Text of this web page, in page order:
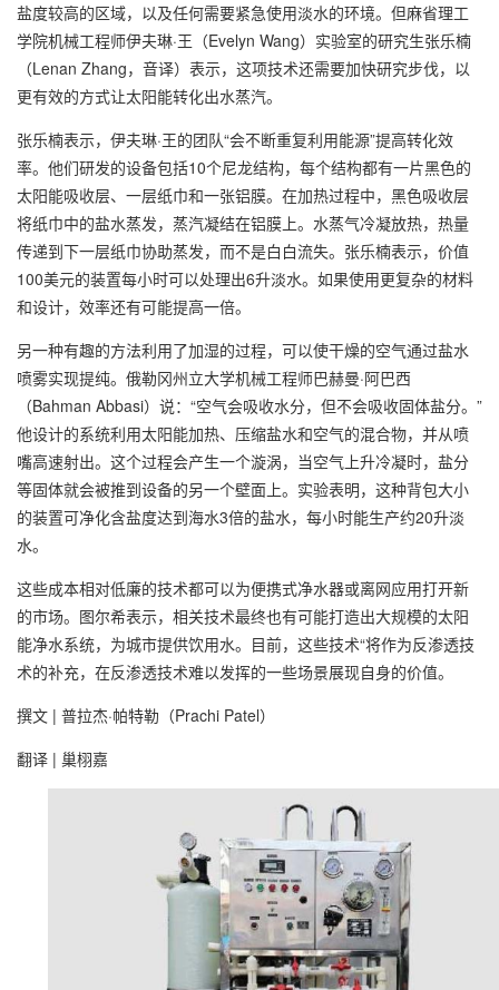
盐度较高的区域，以及任何需要紧急使用淡水的环境。但麻省理工
学院机械工程师伊夫琳·王（Evelyn Wang）实验室的研究生张乐楠
（Lenan Zhang，音译）表示，这项技术还需要加快研究步伐，以
更有效的方式让太阳能转化出水蒸汽。
张乐楠表示，伊夫琳·王的团队“会不断重复利用能源”提高转化效
率。他们研发的设备包括10个尼龙结构，每个结构都有一片黑色的
太阳能吸收层、一层纸巾和一张铝膜。在加热过程中，黑色吸收层
将纸巾中的盐水蒸发，蒸汽凝结在铝膜上。水蒸气冷凝放热，热量
传递到下一层纸巾协助蒸发，而不是白白流失。张乐楠表示，价值
100美元的装置每小时可以处理出6升淡水。如果使用更复杂的材料
和设计，效率还有可能提高一倍。
另一种有趣的方法利用了加湿的过程，可以使干燥的空气通过盐水
喷雾实现提纯。俄勒冈州立大学机械工程师巴赫曼·阿巴西
（Bahman Abbasi）说：“空气会吸收水分，但不会吸收固体盐分。”
他设计的系统利用太阳能加热、压缩盐水和空气的混合物，并从喷
嘴高速射出。这个过程会产生一个漩涡，当空气上升冷凝时，盐分
等固体就会被推到设备的另一个壁面上。实验表明，这种背包大小
的装置可净化含盐度达到海水3倍的盐水，每小时能生产约20升淡
水。
这些成本相对低廉的技术都可以为便携式净水器或离网应用打开新
的市场。图尔希表示，相关技术最终也有可能打造出大规模的太阳
能净水系统，为城市提供饮用水。目前，这些技术“将作为反渗透技
术的补充，在反渗透技术难以发挥的一些场景展现自身的价值。
撰文 | 普拉杰·帕特勒（Prachi Patel）
翻译 | 巢栩嘉